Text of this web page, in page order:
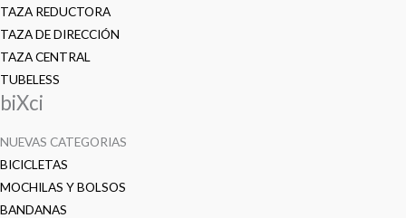
TAZA REDUCTORA
TAZA DE DIRECCIÓN
TAZA CENTRAL
TUBELESS
biXci
NUEVAS CATEGORIAS
BICICLETAS
MOCHILAS Y BOLSOS
BANDANAS